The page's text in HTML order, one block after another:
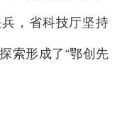
，省科技厅坚持
索形成了“鄂创先